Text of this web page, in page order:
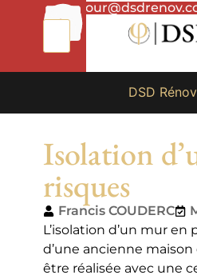
01
87
65
49
DSD Rénov
Isolation
risques
Francis COUDERC
L’isolation d’un mur
d’une ancienne
être réalisée avec une